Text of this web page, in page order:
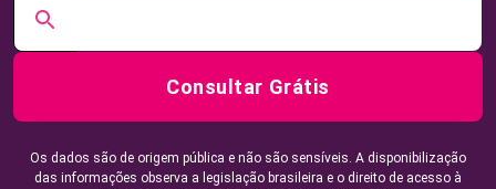
Consultar Grátis
Os dados são de origem pública e não são sensíveis. A disponibilização
das informações observa a legislação brasileira e o direito de acesso à